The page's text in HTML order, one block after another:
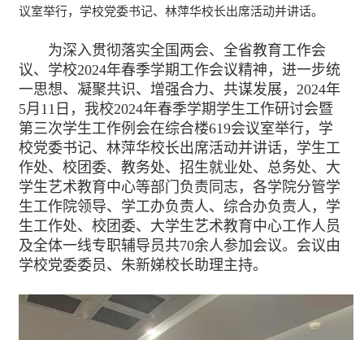
议室举行，学校党委书记、林萍华校长出席活动并讲话。
为深入贯彻落实全国两会、全省教育工作会
议、学校2024年春季学期工作会议精神，进一步统
一思想、凝聚共识、增强合力、共谋发展，2024年
5月11日，我校2024年春季学期学生工作研讨会暨
第三次学生工作例会在综合楼619会议室举行，学
校党委书记、林萍华校长出席活动并讲话，学生工
作处、校团委、教务处、招生就业处、总务处、大
学生艺术教育中心等部门负责同志，各学院分管学
生工作院领导、学工办负责人、综合办负责人，学
生工作处、校团委、大学生艺术教育中心工作人员
及全体一线专职辅导员共70余人参加会议。会议由
学校党委委员、朱新娣校长助理主持。